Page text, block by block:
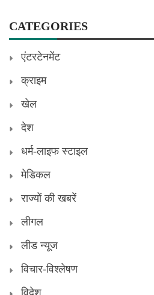
CATEGORIES
एंटरटेनमेंट
क्राइम
खेल
देश
धर्म-लाइफ स्टाइल
मेडिकल
राज्यों की खबरें
लीगल
लीड न्यूज
विचार-विश्लेषण
विदेश